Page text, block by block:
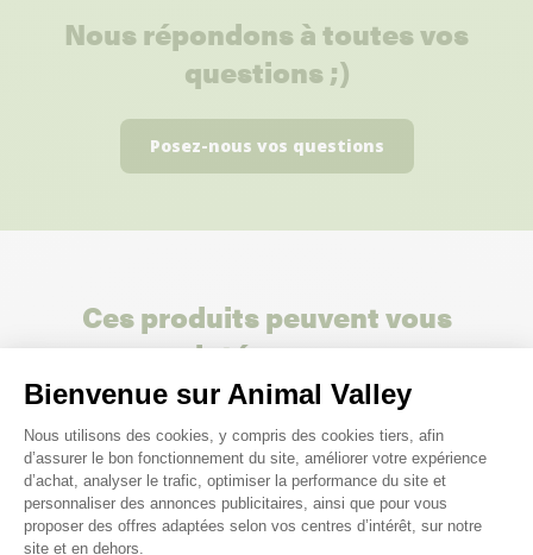
Bienvenue sur Animal Valley
Plateforme de Gestion du
Nous utilisons des cookies, y compris des cookies tiers, afin
d’assurer le bon fonctionnement du site, améliorer votre expérience
d’achat, analyser le trafic, optimiser la performance du site et
personnaliser des annonces publicitaires, ainsi que pour vous
proposer des offres adaptées selon vos centres d’intérêt, sur notre
site et en dehors.
Nous répondons à toutes vos
questions ;)
Posez-nous vos questions
Ces produits peuvent vous
intéresser